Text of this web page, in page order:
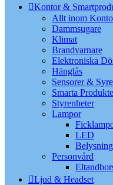
Kontor &
Allt inom
Dammsugare
Klimat
Brandvarnare
Elektroniska
Hänglås
Sensorer &
Smarta
Styrenheter
Lampor
LED
Belysning
Personvård
Ljud & Headset